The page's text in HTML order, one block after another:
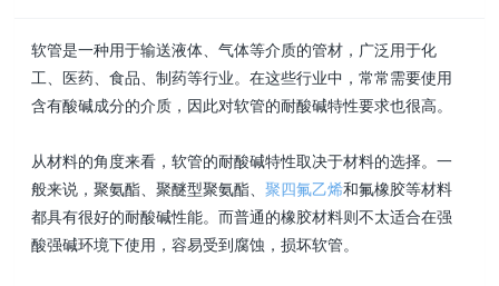
软管是一种用于输送液体、气体等介质的管材，广泛用于化
工、医药、食品、制药等行业。在这些行业中，常常需要使用
含有酸碱成分的介质，因此对软管的耐酸碱特性要求也很高。
从材料的角度来看，软管的耐酸碱特性取决于材料的选择。一
般来说，聚氨酯、聚醚型聚氨酯、聚四氟乙烯和氟橡胶等材料
都具有很好的耐酸碱性能。而普通的橡胶材料则不太适合在强
酸强碱环境下使用，容易受到腐蚀，损坏软管。